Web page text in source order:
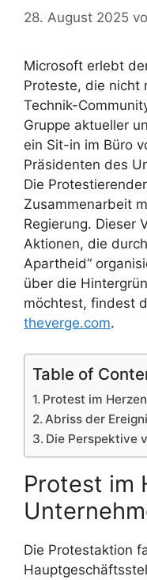
28. August 2025
Microsoft erlebt
Proteste, die nicht
Technik-
Gruppe aktueller
ein Sit-in im Büro
Präsidenten des
Die
Zusammenarbeit
Regierung. Dieser
Aktionen, die
Apartheid“
über die
möchtest, findest
theverge.com.
Table of
Protest im
Abriss der
Die Perspektive
Protest im
Die Protestaktion